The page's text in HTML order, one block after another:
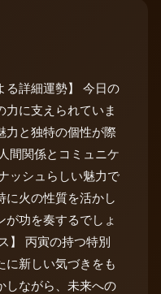
る詳細運勢】 今日の
力に支えられていま
力と独特の個性が際
間関係とコミュニケ
ッシュらしい魅力で
に火の性質を活かし
功を奏するでしょ
】 丙寅の持つ特別
に新しい気づきをも
しながら、未来への